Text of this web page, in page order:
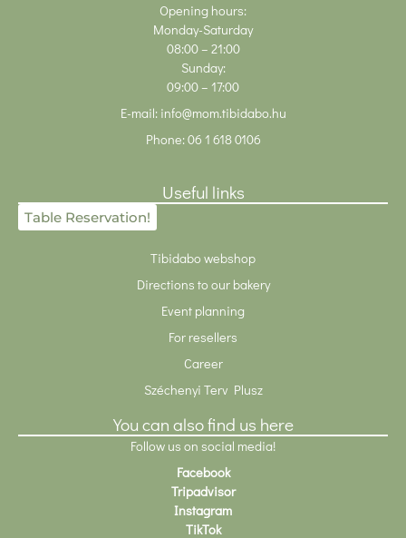
Opening hours:
Monday-Saturday
08:00 – 21:00
Sunday:
09:00 – 17:00
E-mail: info@mom.tibidabo.hu
Phone:06 1 618 0106
Useful links
Table Reservation!
Tibidabo webshop
Directions to our bakery
Event planning
For resellers
Career
Széchenyi Terv Plusz
You can also find us here
Follow us on social media!
Facebook
Tripadvisor
Instagram
TikTok